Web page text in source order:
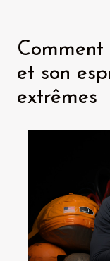
et son
extrêmes